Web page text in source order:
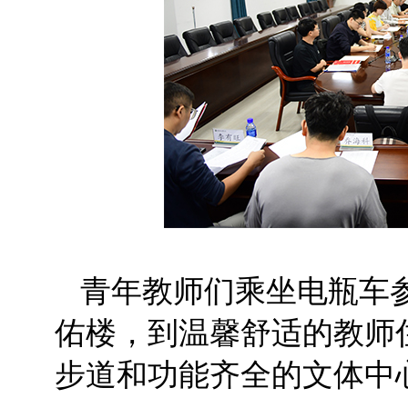
青年教师们乘坐电瓶车
佑楼，到温馨舒适的教
步道和功能齐全的文体